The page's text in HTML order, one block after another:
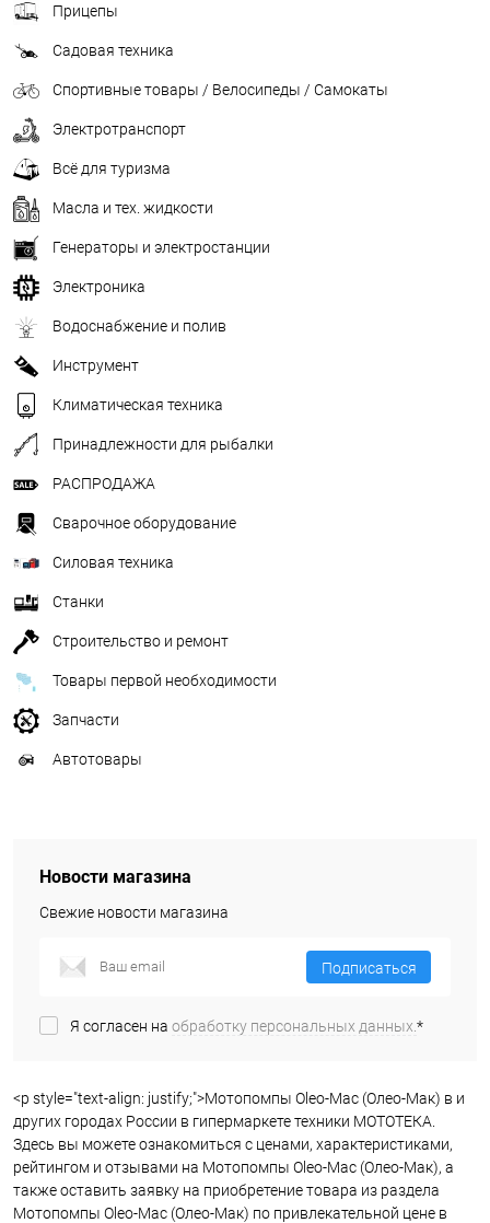
Прицепы
Садовая техника
Спортивные товары / Велосипеды / Самокаты
Электротранспорт
Всё для туризма
Масла и тех. жидкости
Генераторы и электростанции
Электроника
Водоснабжение и полив
Инструмент
Климатическая техника
Принадлежности для рыбалки
РАСПРОДАЖА
Сварочное оборудование
Силовая техника
Станки
Строительство и ремонт
Товары первой необходимости
Запчасти
Автотовары
Новости магазина
Свежие новости магазина
Подписаться
Я согласен на обработку персональных данных.*
<p style="text-align: justify;">Мотопомпы Oleo-Mac (Олео-Мак) в и
других городах России в гипермаркете техники МОТОТЕКА.
Здесь вы можете ознакомиться с ценами, характеристиками,
рейтингом и отзывами на Мотопомпы Oleo-Mac (Олео-Мак), а
также оставить заявку на приобретение товара из раздела
Мотопомпы Oleo-Mac (Олео-Мак) по привлекательной цене в